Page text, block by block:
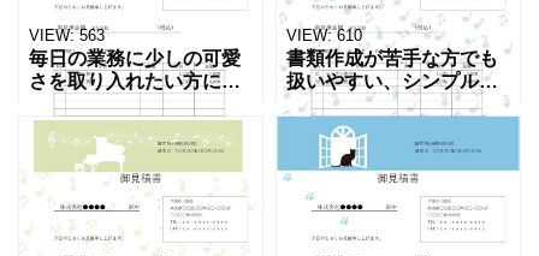
VIEW: 563
毎日の業務に少しの可愛
さを取り入れたい方に向
けた見積書のテンプレー
トです。ブルーを基調に
グランドピアノのイラス
ト入りで、柔らかなデザ
イン。 相手に好印象を与
えつ
VIEW: 610
書類作成が苦手な方でも
扱いやすい、シンプルで
入力が簡単な見積書のテ
ンプレートです。入力項
目が整理されており、迷
わず作成できる構成で
す。 グランドピアノのイ
ラスト